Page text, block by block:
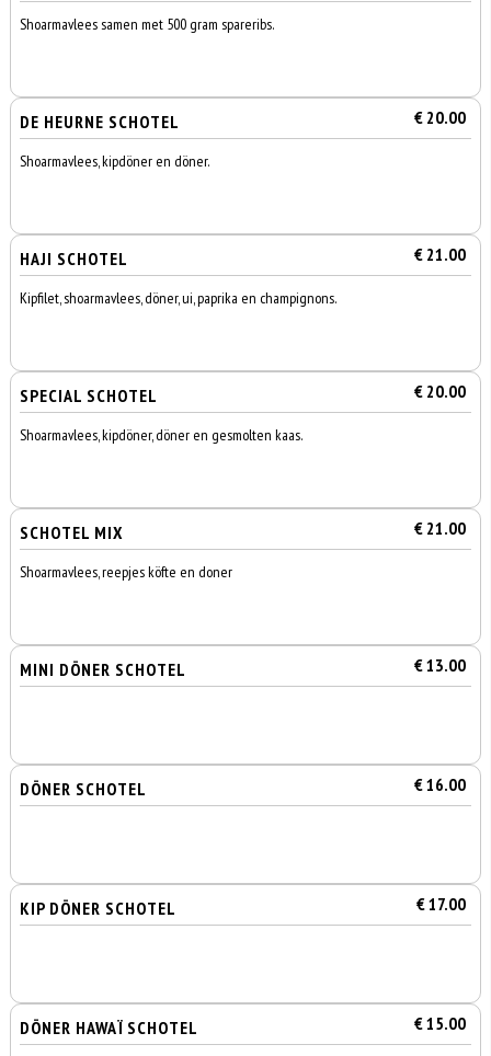
Shoarmavlees samen met 500 gram spareribs.
DE HEURNE SCHOTEL € 20.00
Shoarmavlees, kipdöner en döner.
HAJI SCHOTEL € 21.00
Kipfilet, shoarmavlees, döner, ui, paprika en champignons.
SPECIAL SCHOTEL € 20.00
Shoarmavlees, kipdöner, döner en gesmolten kaas.
SCHOTEL MIX € 21.00
Shoarmavlees, reepjes köfte en doner
MINI DÖNER SCHOTEL € 13.00
DÖNER SCHOTEL € 16.00
KIP DÖNER SCHOTEL € 17.00
DÖNER HAWAÏ SCHOTEL € 15.00